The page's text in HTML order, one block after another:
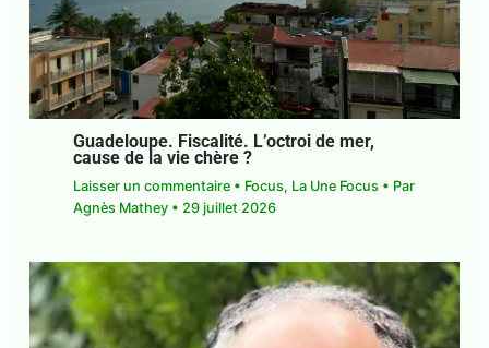
Laisser un commentaire •Focus,La Une Focus•
ParAgnès Mathey•29 juillet 2026